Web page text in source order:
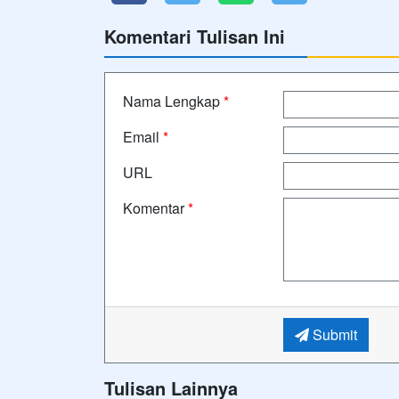
Komentari Tulisan Ini
Nama Lengkap*
Email *
URL
Komentar*
Submit
Tulisan Lainnya